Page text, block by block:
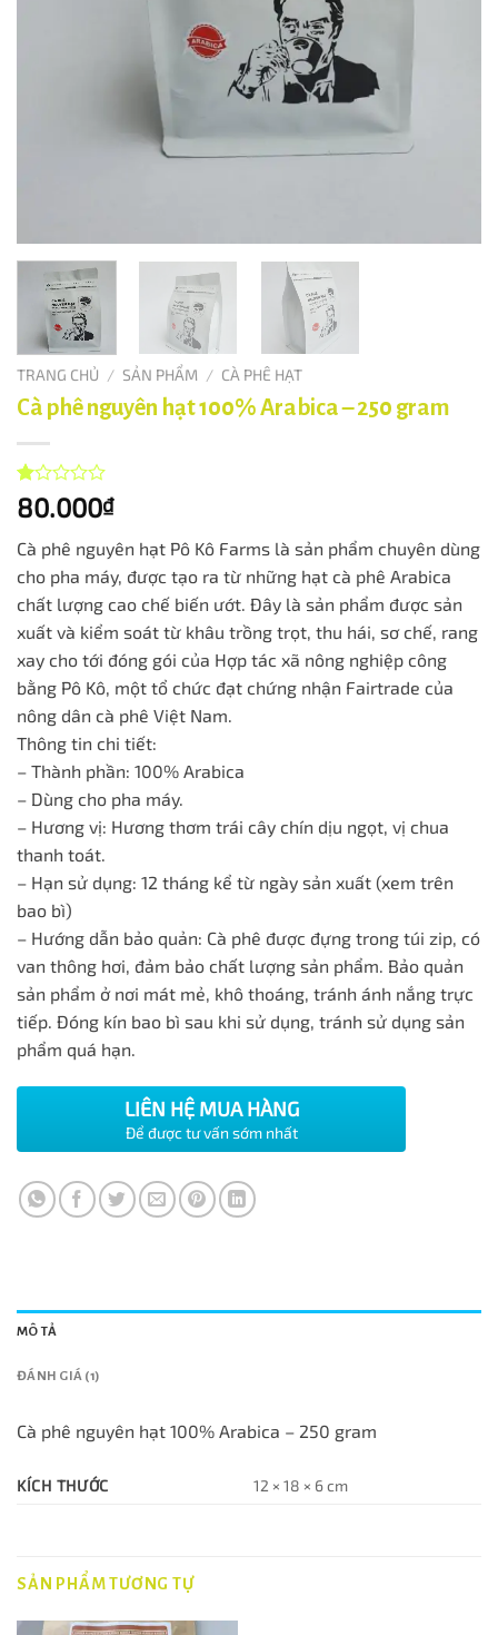
TRANG CHỦ / SẢN PHẨM / CÀ PHÊ HẠT
Cà phê nguyên hạt 100% Arabica – 250 gram
1.00
trên
dựa
trên
1
đánh
giá
80.000₫
Cà phê nguyên hạt Pô Kô Farms là sản phẩm chuyên dùng
cho pha máy, được tạo ra từ những hạt cà phê Arabica
chất lượng cao chế biến ướt. Đây là sản phẩm được sản
xuất và kiểm soát từ khâu trồng trọt, thu hái, sơ chế, rang
xay cho tới đóng gói của Hợp tác xã nông nghiệp công
bằng Pô Kô, một tổ chức đạt chứng nhận Fairtrade của
nông dân cà phê Việt Nam.
Thông tin chi tiết:
– Thành phần: 100% Arabica
– Dùng cho pha máy.
– Hương vị: Hương thơm trái cây chín dịu ngọt, vị chua
thanh toát.
– Hạn sử dụng: 12 tháng kể từ ngày sản xuất (xem trên
bao bì)
– Hướng dẫn bảo quản: Cà phê được đựng trong túi zip, có
van thông hơi, đảm bảo chất lượng sản phẩm. Bảo quản
sản phẩm ở nơi mát mẻ, khô thoáng, tránh ánh nắng trực
tiếp. Đóng kín bao bì sau khi sử dụng, tránh sử dụng sản
phẩm quá hạn.
LIÊN HỆ MUA HÀNG
Để được tư vấn sớm nhất
MÔ TẢ
ĐÁNH GIÁ (1)
Cà phê nguyên hạt 100% Arabica – 250 gram
KÍCH THƯỚC 12 × 18 × 6 cm
SẢN PHẨM TƯƠNG TỰ